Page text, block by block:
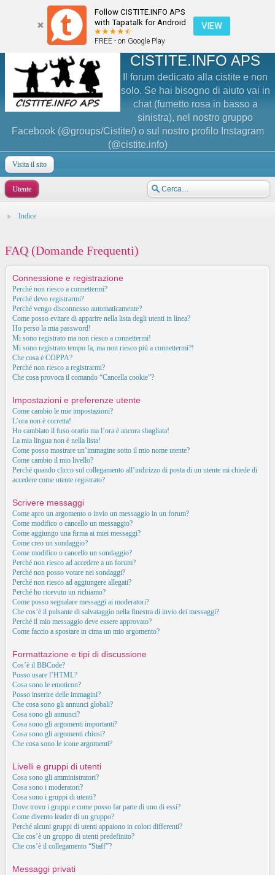
Follow CISTITE.INFO APS
with Tapatalk for Android
FREE - on Google Play
VIEW
CISTITE.INFO APS
Il forum dedicato alla cistite e non
solo. Se hai bisogno di aiuto vai in
chat (fumetto rosa in basso a
sinistra), nel nostro gruppo
Facebook (@groups/Cistite/) o sul nostro profilo Instagram
(@cistite.info)
Visita il sito
Utente
Indice
FAQ (Domande Frequenti)
Connessione e registrazione
Perché non riesco a connettermi?
Perché devo registrarmi?
Perché vengo disconnesso automaticamente?
Come posso evitare di apparire nella lista degli utenti in linea?
Ho perso la mia password!
Mi sono registrato ma non riesco a connettermi!
Mi sono registrato tempo fa, ma non riesco piú a connettermi?!
Che cosa è COPPA?
Perché non riesco a registrarmi?
Che cosa provoca il comando “Cancella cookie”?
Impostazioni e preferenze utente
Come cambio le mie impostazioni?
L’ora non è corretta!
Ho cambiato il fuso orario ma l’ora è ancora sbagliata!
La mia lingua non è nella lista!
Come posso mostrare un’immagine sotto il mio nome utente?
Come cambio il mio livello?
Perché quando clicco sul collegamento all’indirizzo di posta di un utente mi chiede di
accedere come utente registrato?
Scrivere messaggi
Come apro un argomento o invio un messaggio in un forum?
Come modifico o cancello un messaggio?
Come aggiungo una firma ai miei messaggi?
Come creo un sondaggio?
Come modifico o cancello un sondaggio?
Perché non riesco ad accedere a un forum?
Perché non posso votare nei sondaggi?
Perché non riesco ad aggiungere allegati?
Perché ho ricevuto un richiamo?
Come posso segnalare messaggi ai moderatori?
Che cos’è il pulsante di salvataggio nella finestra di invio dei messaggi?
Perché il mio messaggio deve essere approvato?
Come faccio a spostare in cima un mio argomento?
Formattazione e tipi di discussione
Cos’è il BBCode?
Posso usare l’HTML?
Cosa sono le emoticon?
Posso inserire delle immagini?
Che cosa sono gli annunci globali?
Cosa sono gli annunci?
Cosa sono gli argomenti importanti?
Cosa sono gli argomenti chiusi?
Che cosa sono le icone argomenti?
Livelli e gruppi di utenti
Cosa sono gli amministratori?
Cosa sono i moderatori?
Cosa sono i gruppi di utenti?
Dove trovo i gruppi e come posso far parte di uno di essi?
Come divento leader di un gruppo?
Perché alcuni gruppi di utenti appaiono in colori differenti?
Che cos’è un gruppo di utenti predefinito?
Che cos’è il collegamento “Staff”?
Messaggi privati